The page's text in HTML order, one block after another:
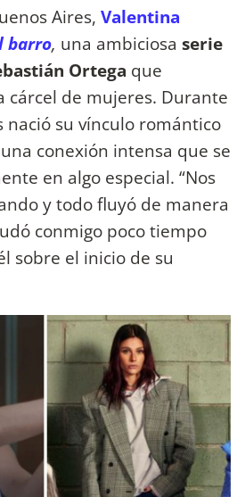
Aires, Valentina
barro, una ambiciosa serie
Ortega que
cárcel de mujeres. Durante
nació su vínculo romántico
conexión intensa que se
en algo especial. “Nos
y todo fluyó de manera
conmigo poco tiempo
sobre el inicio de su